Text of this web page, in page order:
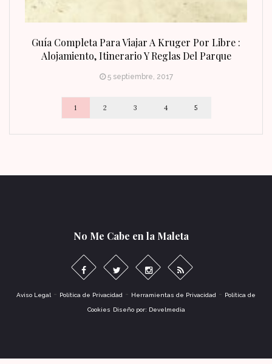
Guía Completa Para Viajar A Kruger Por Libre :
Alojamiento, Itinerario Y Reglas Del Parque
5 septiembre, 2017
1 2 3 4 5
No Me Cabe en la Maleta
Aviso Legal - Política de Privacidad - Herramientas de Privacidad - Política de
Cookies Diseño por: Develmedia